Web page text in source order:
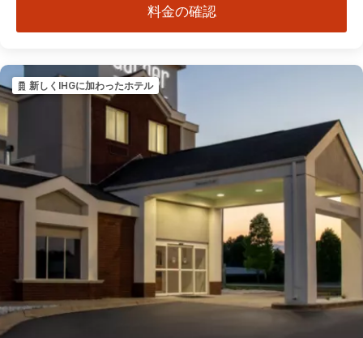
料金の確認
新しくIHGに加わったホテル